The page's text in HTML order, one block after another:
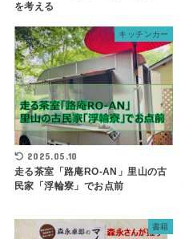
を考える
キッチンカー
2025.05.10
走る茶室「路庵RO-AN」里山の古
民家「浮輪寮」でお点前
書籍